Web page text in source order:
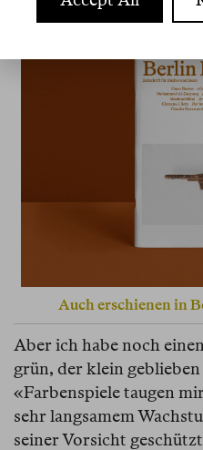
Auch erschienen in
Aber ich habe noch
grün, der klein
«Farbenspiele taugen
sehr langsamem
seiner Vorsicht